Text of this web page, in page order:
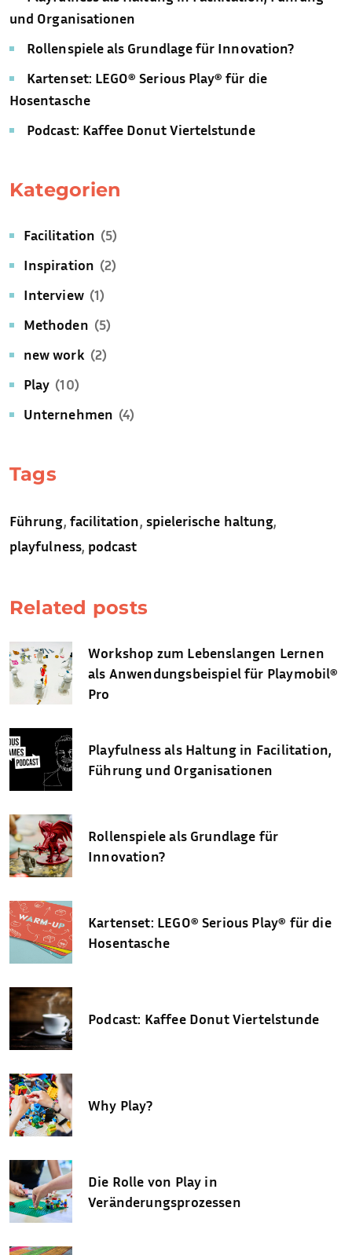
und Organisationen
Rollenspiele als Grundlage für Innovation?
Kartenset: LEGO® Serious Play® für die
Hosentasche
Podcast: Kaffee Donut Viertelstunde
Kategorien
Facilitation (5)
Inspiration (2)
Interview (1)
Methoden (5)
new work (2)
Play (10)
Unternehmen (4)
Tags
Führung, facilitation, spielerische haltung,
playfulness, podcast
Related posts
Workshop zum Lebenslangen Lernen
als Anwendungsbeispiel für Playmobil®
Pro
Playfulness als Haltung in Facilitation,
Führung und Organisationen
Rollenspiele als Grundlage für
Innovation?
Kartenset: LEGO® Serious Play® für die
Hosentasche
Podcast: Kaffee Donut Viertelstunde
Why Play?
Die Rolle von Play in
Veränderungsprozessen